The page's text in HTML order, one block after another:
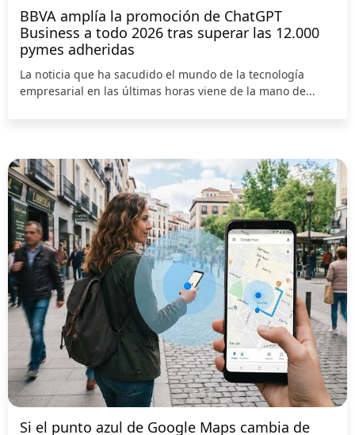
BBVA amplía la promoción de ChatGPT
Business a todo 2026 tras superar las 12.000
pymes adheridas
La noticia que ha sacudido el mundo de la tecnología
empresarial en las últimas horas viene de la mano de...
Si el punto azul de Google Maps cambia de